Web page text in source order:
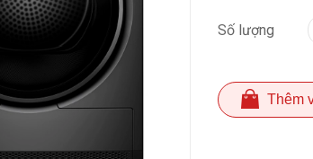
Số lượng
Thêm